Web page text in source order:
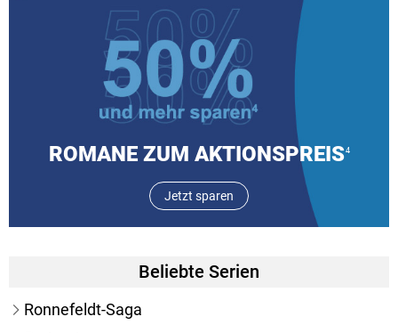
ROMANE ZUM AKTIONSPREIS4
Jetzt sparen
Beliebte Serien
Ronnefeldt-Saga